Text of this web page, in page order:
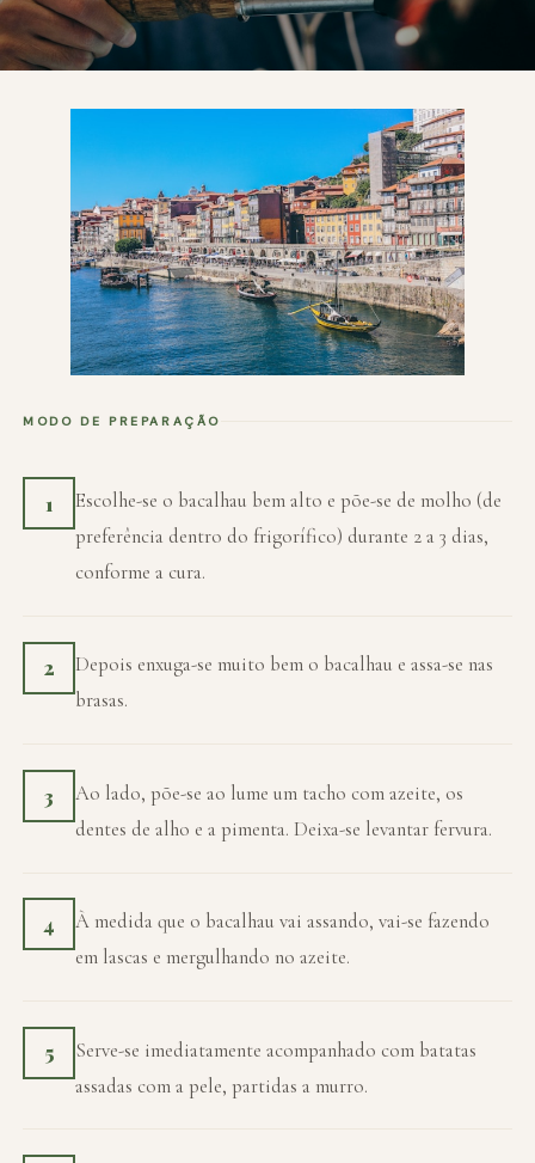
MODO DE PREPARAÇÃO
1
Escolhe-se o bacalhau bem alto e põe-se de molho (de
preferência dentro do frigorífico) durante 2 a 3 dias,
conforme a cura.
2
Depois enxuga-se muito bem o bacalhau e assa-se nas
brasas.
3
Ao lado, põe-se ao lume um tacho com azeite, os
dentes de alho e a pimenta. Deixa-se levantar fervura.
4
À medida que o bacalhau vai assando, vai-se fazendo
em lascas e mergulhando no azeite.
5
Serve-se imediatamente acompanhado com batatas
assadas com a pele, partidas a murro.